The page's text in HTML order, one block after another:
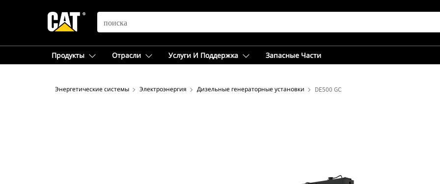
SEARCH
Продукты Отрасли Услуги И Поддержка Запасные Части
Энергетические системы Электроэнергия Дизельные генераторные установки DE500 GC